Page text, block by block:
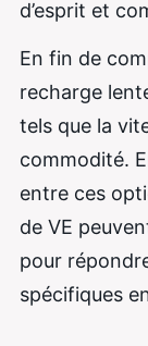
d’esprit et
En fin de
recharge
tels que la
commodité.
entre ces
de VE
pour
spécifiques